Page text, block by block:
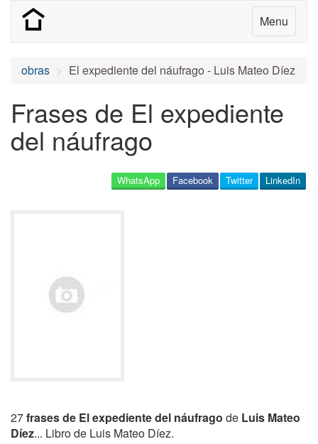
Menu
obras El expediente del náufrago - Luis Mateo Díez
Frases de El expediente
del náufrago
LinkedIn
Twitter
Facebook
WhatsApp
27frases de El expediente del náufrago de Luis Mateo
Díez... Libro de Luis Mateo Díez.